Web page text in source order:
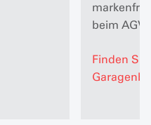
beim
Finden